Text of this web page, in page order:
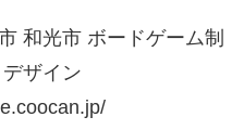
和光市 ボードゲーム制
ザイン